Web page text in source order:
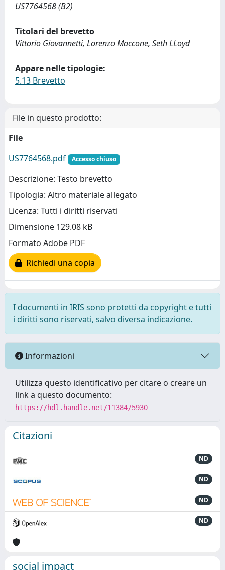
US7764568 (B2)
Titolari del brevetto
Vittorio Giovannetti, Lorenzo Maccone, Seth LLoyd
Appare nelle tipologie:
5.13 Brevetto
File in questo prodotto:
File
US7764568.pdf
Accesso chiuso
Descrizione: Testo brevetto
Tipologia: Altro materiale allegato
Licenza: Tutti i diritti riservati
Dimensione 129.08 kB
Formato Adobe PDF
Richiedi una copia
I documenti in IRIS sono protetti da copyright e tutti
i diritti sono riservati, salvo diversa indicazione.
Informazioni
Utilizza questo identificativo per citare o creare un
link a questo documento:
https://hdl.handle.net/11384/5930
Citazioni
ND
ND
ND
ND
social impact